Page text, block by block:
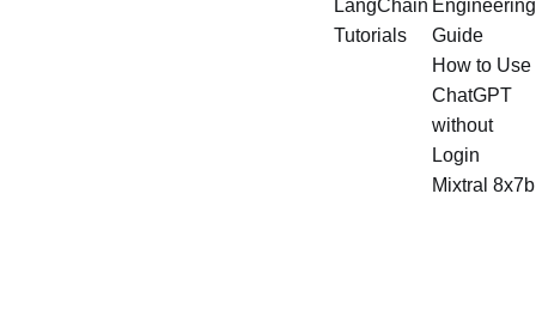
LangChain
Tutorials
Engineering
Guide
How to Use
ChatGPT
without
Login
Mixtral 8x7b